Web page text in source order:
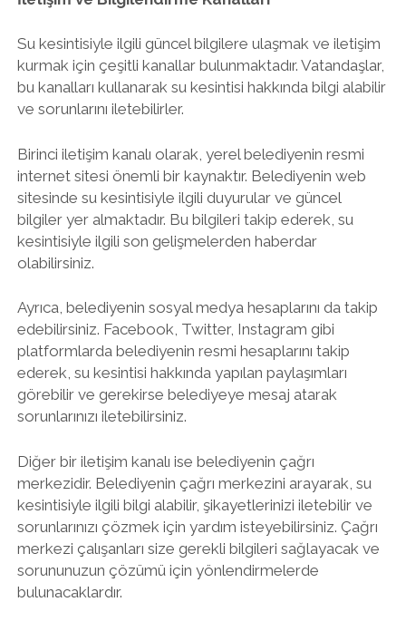
Su kesintisiyle ilgili güncel bilgilere ulaşmak ve iletişim
kurmak için çeşitli kanallar bulunmaktadır. Vatandaşlar,
bu kanalları kullanarak su kesintisi hakkında bilgi alabilir
ve sorunlarını iletebilirler.
Birinci iletişim kanalı olarak, yerel belediyenin resmi
internet sitesi önemli bir kaynaktır. Belediyenin web
sitesinde su kesintisiyle ilgili duyurular ve güncel
bilgiler yer almaktadır. Bu bilgileri takip ederek, su
kesintisiyle ilgili son gelişmelerden haberdar
olabilirsiniz.
Ayrıca, belediyenin sosyal medya hesaplarını da takip
edebilirsiniz. Facebook, Twitter, Instagram gibi
platformlarda belediyenin resmi hesaplarını takip
ederek, su kesintisi hakkında yapılan paylaşımları
görebilir ve gerekirse belediyeye mesaj atarak
sorunlarınızı iletebilirsiniz.
Diğer bir iletişim kanalı ise belediyenin çağrı
merkezidir. Belediyenin çağrı merkezini arayarak, su
kesintisiyle ilgili bilgi alabilir, şikayetlerinizi iletebilir ve
sorunlarınızı çözmek için yardım isteyebilirsiniz. Çağrı
merkezi çalışanları size gerekli bilgileri sağlayacak ve
sorununuzun çözümü için yönlendirmelerde
bulunacaklardır.